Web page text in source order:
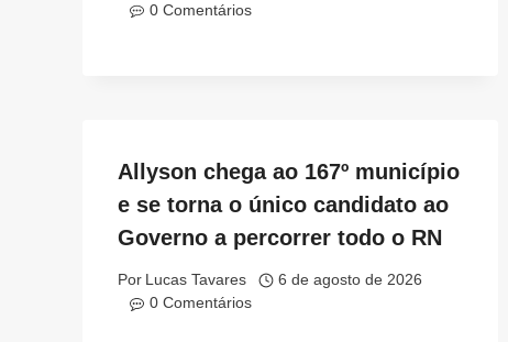
0 Comentários
Allyson chega ao 167º município
e se torna o único candidato ao
Governo a percorrer todo o RN
Por Lucas Tavares
6 de agosto de 2026
0 Comentários